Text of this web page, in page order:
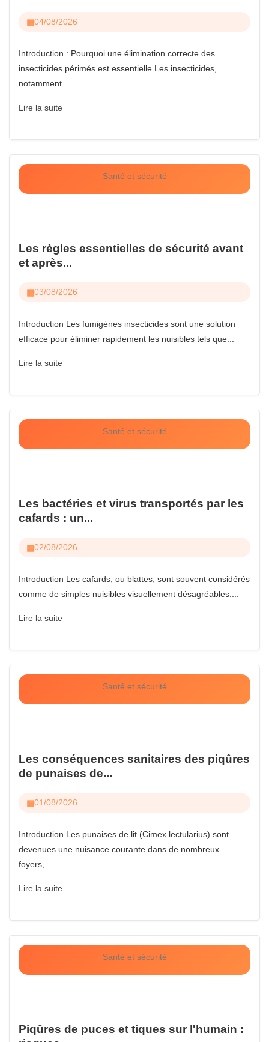
04/08/2026
Introduction : Pourquoi une élimination correcte des
insecticides périmés est essentielle Les insecticides,
notamment...
Lire la suite
Santé et sécurité
Les règles essentielles de sécurité avant
et après...
03/08/2026
Introduction Les fumigènes insecticides sont une solution
efficace pour éliminer rapidement les nuisibles tels que...
Lire la suite
Santé et sécurité
Les bactéries et virus transportés par les
cafards : un...
02/08/2026
Introduction Les cafards, ou blattes, sont souvent considérés
comme de simples nuisibles visuellement désagréables....
Lire la suite
Santé et sécurité
Les conséquences sanitaires des piqûres
de punaises de...
01/08/2026
Introduction Les punaises de lit (Cimex lectularius) sont
devenues une nuisance courante dans de nombreux
foyers,...
Lire la suite
Santé et sécurité
Piqûres de puces et tiques sur l'humain :